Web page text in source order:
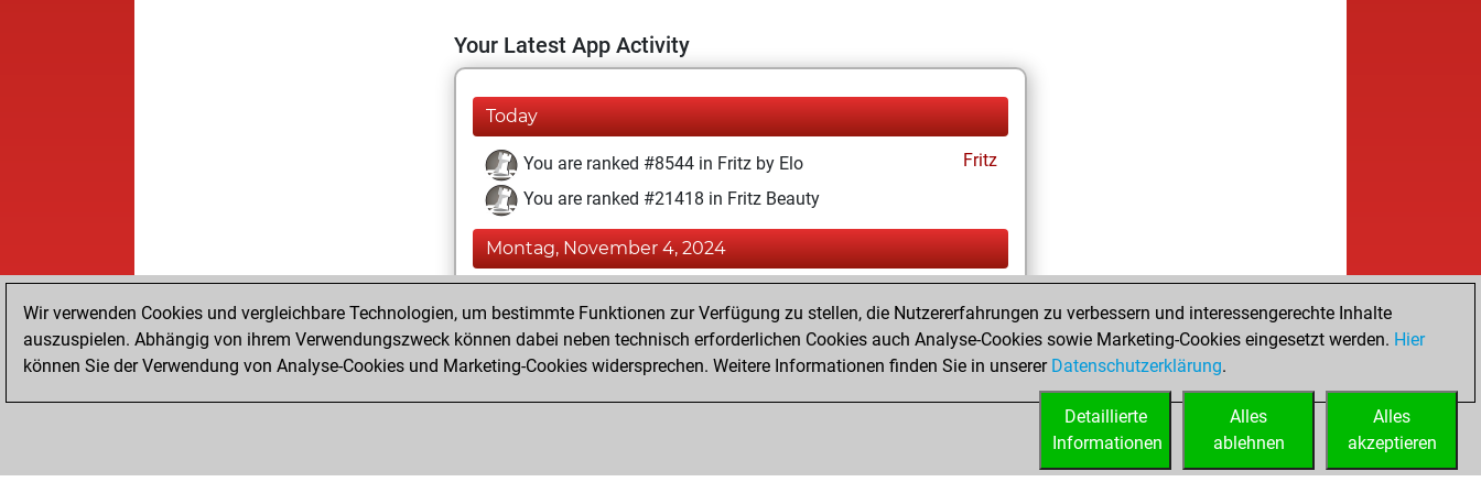
Your Latest App Activity
Today
You are ranked #8544 in Fritz by Elo
Fritz
You are ranked #21418 in Fritz Beauty
Montag, November 4, 2024
You achieved a new Elo of 1604
You created your Fritz account
Wir verwenden Cookies und vergleichbare Technologien, um bestimmte Funktionen zur Verfügung zu stellen, die Nutzererfahrungen zu verbessern und interessengerechte Inhalte
auszuspielen. Abhängig von ihrem Verwendungszweck können dabei neben technisch erforderlichen Cookies auch Analyse-Cookies sowie Marketing-Cookies eingesetzt werden. Hier
können Sie der Verwendung von Analyse-Cookies und Marketing-Cookies widersprechen. Weitere Informationen finden Sie in unserer Datenschutzerklärung.
Alles
akzeptieren
Alles
ablehnen
Detaillierte
Informationen